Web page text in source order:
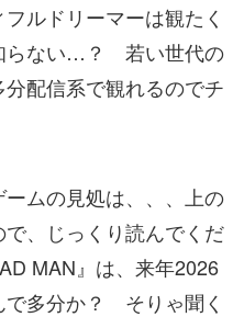
ルドリーマーは観たく
らない…？ 若い世代の
配信系で観れるのでチ
ムの見処は、、、上の
、じっくり読んでくだ
MAN』は、来年2026
で多分か？ そりゃ聞く